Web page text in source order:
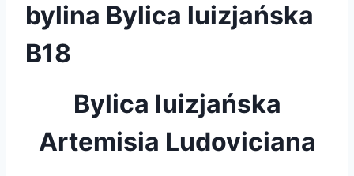
bylina Bylica luizjańska
B18
Bylica luizjańska
Artemisia Ludoviciana